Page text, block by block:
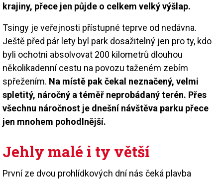
krajiny, přece jen půjde o celkem velký výšlap.
Tsingy je veřejnosti přístupné teprve od nedávna.
Ještě před pár lety byl park dosažitelný jen pro ty, kdo
byli ochotni absolvovat 200 kilometrů dlouhou
několikadenní cestu na povozu taženém zebím
spřežením. Na místě pak čekal neznačený, velmi
spletitý, náročný a téměř neprobádaný terén. Přes
všechnu náročnost je dnešní návštěva parku přece
jen mnohem pohodlnější.
Jehly malé i ty větší
První ze dvou prohlídkových dní nás čeká plavba